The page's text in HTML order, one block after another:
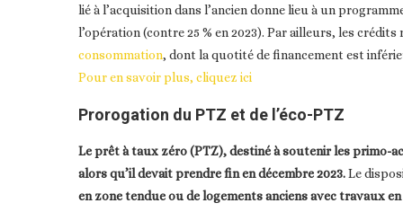
lié à l’acquisition dans l’ancien donne lieu à un
l’opération (contre 25 % en 2023). Par ailleurs, les crédits
consommation, dont la quotité de financement est
Pour en savoir plus, cliquez ici
Prorogation du PTZ et de l’éco-PTZ
Le prêt à taux zéro (PTZ), destiné à soutenir les primo-
alors qu’il devait prendre fin en décembre 2023.Le
en zone tendue ou de logements anciens avec travaux